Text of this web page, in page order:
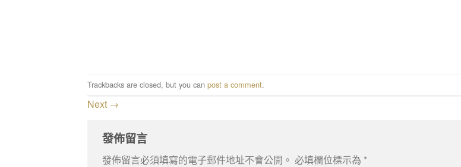
Trackbacks are closed, but you can post a comment.
Next →
發佈留言
發佈留言必須填寫的電子郵件地址不會公開。 必填欄位標示為 *